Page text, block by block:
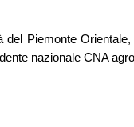
Piemonte
nazionale CNA